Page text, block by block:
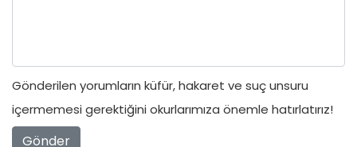
Gönderilen yorumların küfür, hakaret ve suç unsuru
içermemesi gerektiğini okurlarımıza önemle hatırlatırız!
Gönder